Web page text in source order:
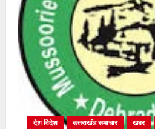
देश विदेश उत्तराखंड समाचार खबर